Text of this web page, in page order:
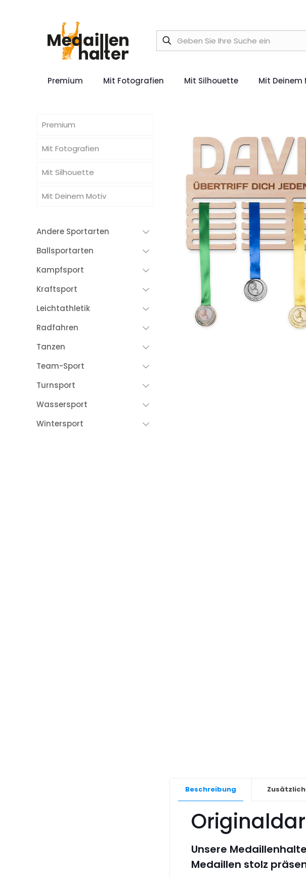
Premium Mit Fotografien Mit Silhouette Mit Deinem
Beschreibung
Unsere
Medaillen stolz
Premium
Mit Fotografien
Mit Silhouette
Mit Deinem Motiv
Andere Sportarten
Ballsportarten
Kampfsport
Kraftsport
Leichtathletik
Radfahren
Tanzen
Team-Sport
Turnsport
Wassersport
Wintersport